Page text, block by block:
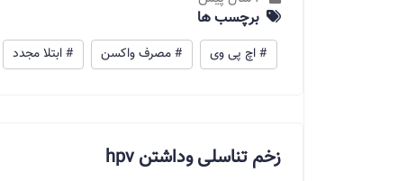
برچسب ها
# اچ پی وی # مصرف واکسن # ابتلا مجدد
زخم تناسلی وداشتن hpv